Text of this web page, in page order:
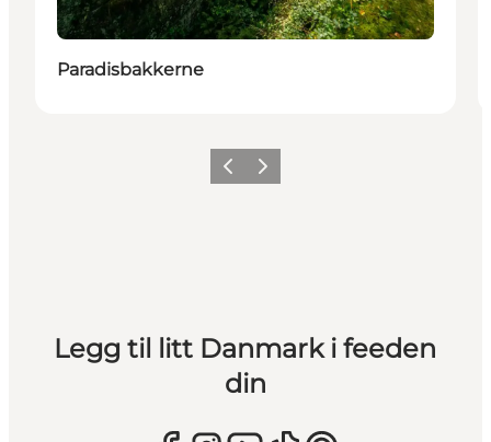
Paradisbakkerne
ForrigeNeste
Legg til litt Danmark i feeden
din